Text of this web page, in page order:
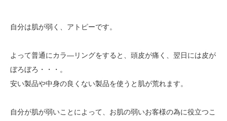
自分は肌が弱く、アトピーです。
よって普通にカラ―リングをすると、頭皮が痛く、翌日には皮が
ぼろぼろ・・・。
安い製品や中身の良くない製品を使うと肌が荒れます。
自分が肌が弱いことによって、お肌の弱いお客様の為に役立つこ